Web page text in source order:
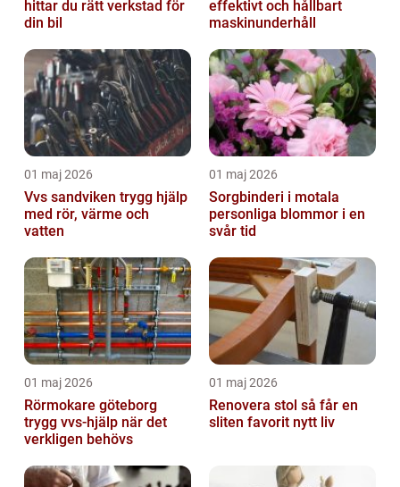
hittar du rätt verkstad för
din bil
effektivt och hållbart
maskinunderhåll
01 maj 2026
Vvs sandviken trygg hjälp
med rör, värme och
vatten
01 maj 2026
Sorgbinderi i motala
personliga blommor i en
svår tid
01 maj 2026
Rörmokare göteborg
trygg vvs-hjälp när det
verkligen behövs
01 maj 2026
Renovera stol så får en
sliten favorit nytt liv